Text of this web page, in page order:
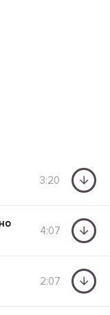
3:20
4:07
2:07